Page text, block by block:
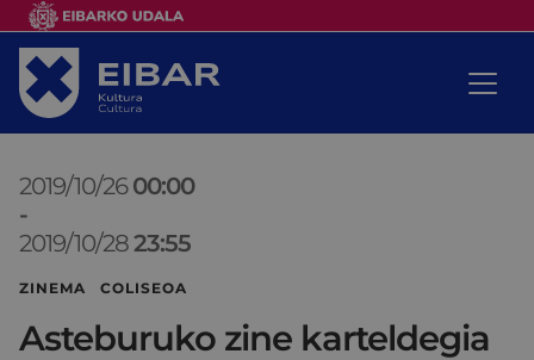
2019/10/2600:00
-
2019/10/2823:55
ZINEMA COLISEOA
Asteburuko zine karteldegia